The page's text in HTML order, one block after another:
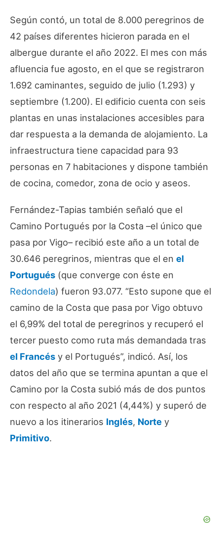
Según contó, un total de 8.000 peregrinos de
42 países diferentes hicieron parada en el
albergue durante el año 2022. El mes con más
afluencia fue agosto, en el que se registraron
1.692 caminantes, seguido de julio (1.293) y
septiembre (1.200). El edificio cuenta con seis
plantas en unas instalaciones accesibles para
dar respuesta a la demanda de alojamiento. La
infraestructura tiene capacidad para 93
personas en 7 habitaciones y dispone también
de cocina, comedor, zona de ocio y aseos.
Fernández-Tapias también señaló que el
Camino Portugués por la Costa –el único que
pasa por Vigo– recibió este año a un total de
30.646 peregrinos, mientras que el en el
Portugués (que converge con éste en
Redondela) fueron 93.077. “Esto supone que el
camino de la Costa que pasa por Vigo obtuvo
el 6,99% del total de peregrinos y recuperó el
tercer puesto como ruta más demandada tras
el Francés y el Portugués”, indicó. Así, los
datos del año que se termina apuntan a que el
Camino por la Costa subió más de dos puntos
con respecto al año 2021 (4,44%) y superó de
nuevo a los itinerarios Inglés, Norte y
Primitivo.